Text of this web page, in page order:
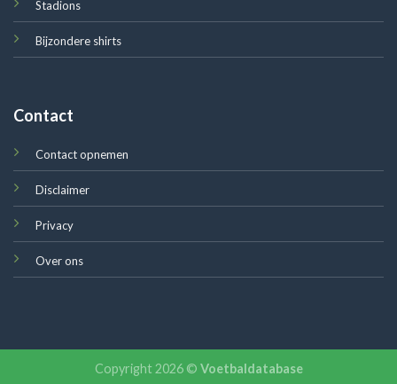
Stadions
Bijzondere shirts
Contact
Contact opnemen
Disclaimer
Privacy
Over ons
Copyright 2026 © Voetbaldatabase